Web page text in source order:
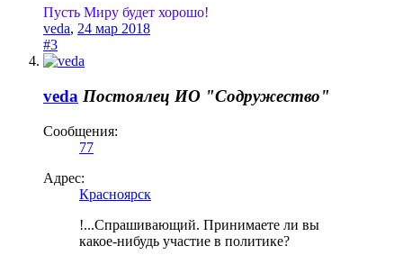
Пусть Миру будет хорошо!
veda, 24 мар 2018
#3
veda Постоялец ИО "Содружество"
Сообщения:
77
Адрес:
Красноярск
!...Спрашивающий. Принимаете ли вы
какое-нибудь участие в политике?